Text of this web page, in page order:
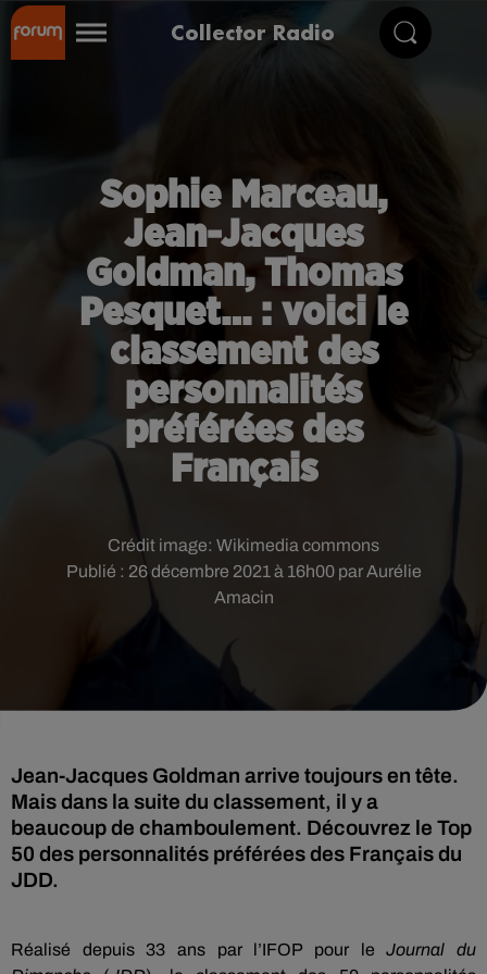
Collector Radio
Sophie Marceau,
Jean-Jacques
Goldman, Thomas
Pesquet… : voici le
classement des
personnalités
préférées des
Français
Publié : 26 décembre 2021 à 16h00 par Aurélie
Amacin
Crédit image: Wikimedia commons
Jean-Jacques Goldman arrive toujours en tête.
Mais dans la suite du classement, il y a
beaucoup de chamboulement. Découvrez le Top
50 des personnalités préférées des Français du
JDD.
Réalisé depuis 33 ans par l’IFOP pour leJournal du